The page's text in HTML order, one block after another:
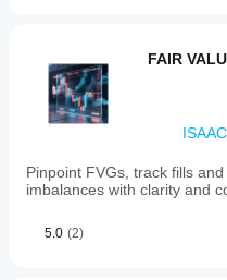
FAIR
Pinpoint FVGs, track fills
imbalances with clarity and
5.0 (2)